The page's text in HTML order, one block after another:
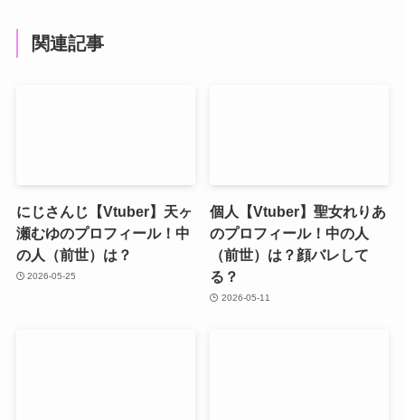
関連記事
にじさんじ【Vtuber】天ヶ
瀬むゆのプロフィール！中
の人（前世）は？
2026-05-25
個人【Vtuber】聖女れりあ
のプロフィール！中の人
（前世）は？顔バレして
る？
2026-05-11